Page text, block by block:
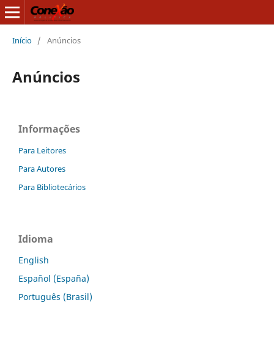
Início / Anúncios
Anúncios
Informações
Para Leitores
Para Autores
Para Bibliotecários
Idioma
English
Español (España)
Português (Brasil)